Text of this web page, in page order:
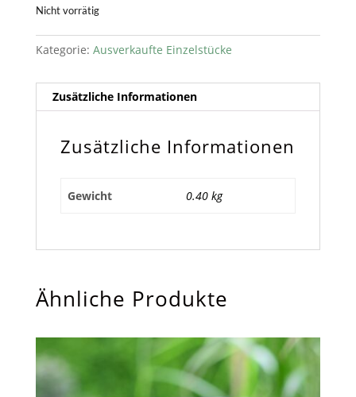
Nicht vorrätig
Kategorie: Ausverkaufte Einzelstücke
Zusätzliche Informationen
Zusätzliche Informationen
Gewicht 0.40 kg
Ähnliche Produkte